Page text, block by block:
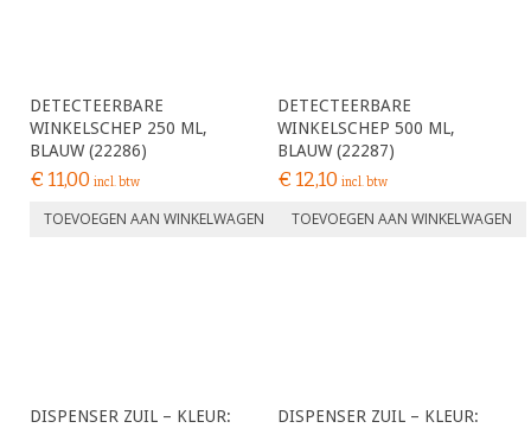
DETECTEERBARE
WINKELSCHEP 250 ML,
BLAUW (22286)
€11,00 incl. btw
TOEVOEGEN AAN WINKELWAGEN
DETECTEERBARE
WINKELSCHEP 500 ML,
BLAUW (22287)
€12,10 incl. btw
TOEVOEGEN AAN WINKELWAGEN
DISPENSER ZUIL – KLEUR:
DISPENSER ZUIL – KLEUR: